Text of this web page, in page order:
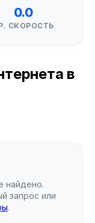
0.0
СКОРОСТЬ
в
найдено.
запрос или
.